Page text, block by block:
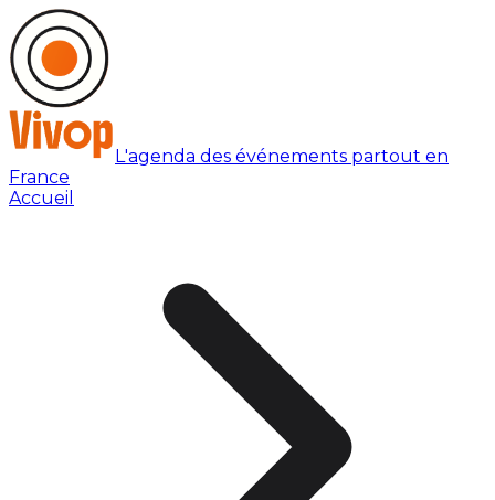
L'agenda des événements partout en
France
Accueil